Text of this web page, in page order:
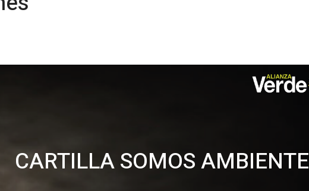
CARTILLA SOMOS AMBIENTE